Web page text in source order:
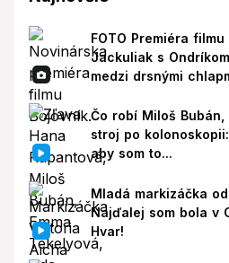
FOTO Premiéra
Jackuliak s
medzi drsnými
Čo robí Miloš
stroj po
aby som to...
Mladá markizáčka
Najďalej som bola v
Hvar!